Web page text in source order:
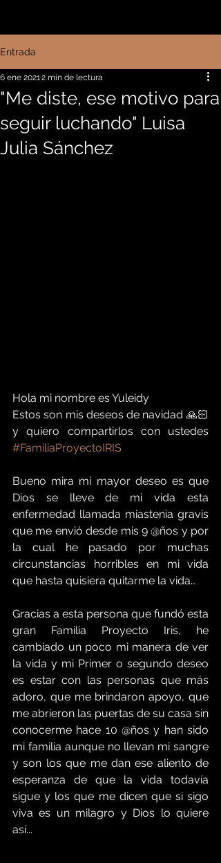
Entrada
"Me diste, ese motivo para
seguir luchando" Luisa
Julia Sánchez
6 ene 20212 min de lectura
Hola mi nombre es Yuleidy
Estos son mis deseos de navidad 🙏🏻
#FamiliaProyectoIRIS
Bueno mira mi mayor deseo es que
Dios se lleve de mi vida esta
enfermedad llamada miastenia gravis
que me envió desde mis 9 @ños y por
la cual he pasado por muchas
circunstancias horribles en mi vida
que hasta quisiera quitarme la vida…
Gracias a esta persona que fundó esta
gran Familia Proyecto Iris, he
cambiado un poco mi manera de ver
la vida y mi Primer o segundo deseo
es estar con las personas que más
adoro, que me brindaron apoyo, que
me abrieron las puertas de su casa sin
conocerme hace 10 @ños y han sido
mi familia aunque no llevan mi sangre
y son los que me dan ese aliento de
esperanza de que la vida todavía
sigue y los que me dicen que si sigo
viva es un milagro y Dios lo quiere
así...